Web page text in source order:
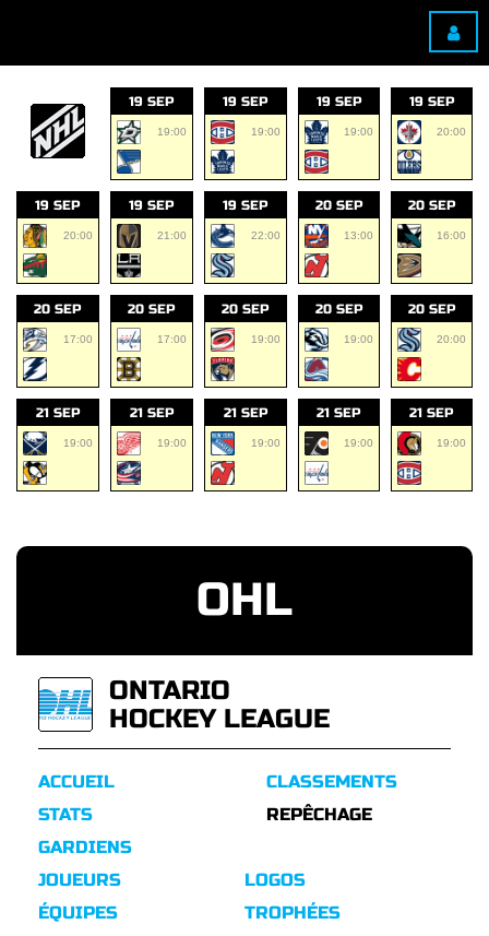
19 SEP
19:00
19 SEP
19:00
19 SEP
19:00
19 SEP
20:00
19 SEP
20:00
19 SEP
21:00
19 SEP
22:00
20 SEP
13:00
20 SEP
16:00
20 SEP
17:00
20 SEP
17:00
20 SEP
19:00
20 SEP
19:00
20 SEP
20:00
21 SEP
19:00
21 SEP
19:00
21 SEP
19:00
21 SEP
19:00
21 SEP
19:00
OHL
ONTARIO
HOCKEY LEAGUE
ACCUEIL
STATS
GARDIENS
CLASSEMENTS
REPÊCHAGE
JOUEURS
ÉQUIPES
LOGOS
TROPHÉES